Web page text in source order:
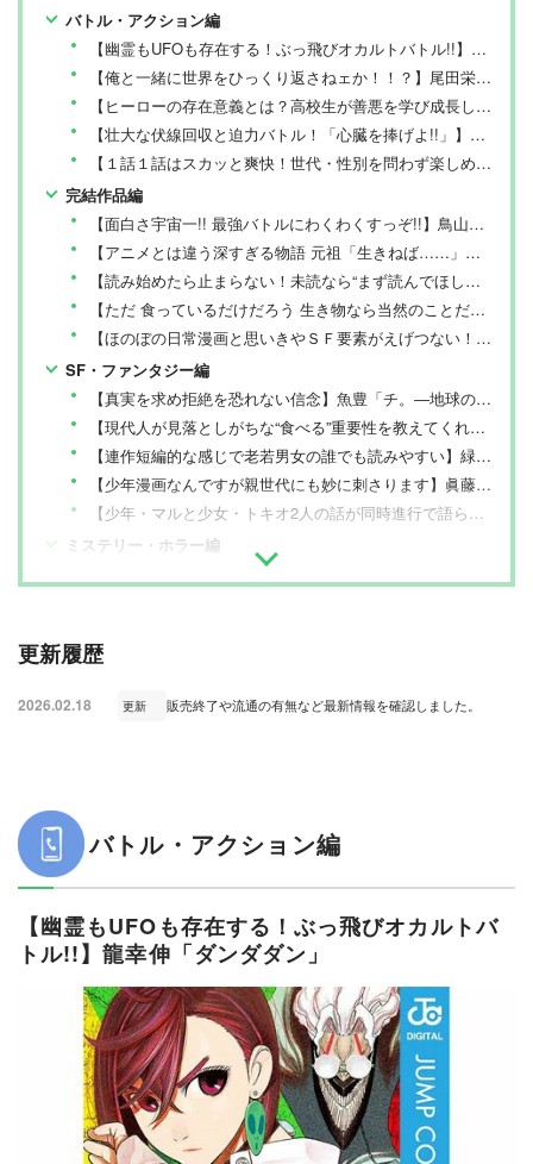
てを手がけるオールプロデュースの作品を制作中。
家にも協力を仰ぎ、編集部と社内の検証機関が実際に比
較・検証・評価してきました。テストで見つけた「本当
に良いモノ」だけを厳選して紹介。編集長・山田和樹を
中心に、11名以上の編集体制で日々の検証・記事制作を
行っています。
バトル・アクション編
【幽霊もUFOも存在する！ぶっ飛びオカルトバトル!!】龍幸伸「ダンダダン」
【俺と一緒に世界をひっくり返さねェか！！？】尾田栄一郎「ONE PIECE」
【ヒーローの存在意義とは？高校生が善悪を学び成長してくのが熱い】堀越耕平「僕のヒーローアカデミア」
【壮大な伏線回収と迫力バトル！「心臓を捧げよ!!」】諫山創「進撃の巨人」
【１話１話はスカッと爽快！世代・性別を問わず楽しめます】高橋留美子「らんま1/2」
完結作品編
【面白さ宇宙一!! 最強バトルにわくわくすっぞ!!】鳥山明「DRAGON BALL」
【アニメとは違う深すぎる物語 元祖「生きねば……」】宮崎駿「風の谷のナウシカ」
【読み始めたら止まらない！未読なら“まず読んでほしい”】楳図かずお「漂流教室」
【ただ 食っているだけだろう 生き物なら当然のことだ】岩明均「寄生獣」
【ほのぼの日常漫画と思いきやＳＦ要素がえげつない！】石黒正数「それでも町は廻っている」
SF・ファンタジー編
【真実を求め拒絶を恐れない信念】魚豊「チ。―地球の運動について―」
【現代人が見落としがちな“食べる”重要性を教えてくれる】九井諒子「ダンジョン飯」
【連作短編的な感じで老若男女の誰でも読みやすい】緑川ゆき「夏目友人帳」
【少年漫画なんですが親世代にも妙に刺さります】眞藤雅興「ルリドラゴン」
【少年・マルと少女・トキオ2人の話が同時進行で語られる】石黒正数「天国大魔境」
ミステリー・ホラー編
【ミステリーの面白さだけでなく登場人物の恋愛模様にも注目！】青山剛昌「名探偵コナン」
【謎はすべて解けた！】天樹征丸(原作)、金成陽三(脚本)「金田一少年の事件簿 FILEシリーズ」
歴史・時代物編
【漫画界の巨匠が描く室町時代！】ゆうきまさみ「新九郎、奔る！」
【神様・手塚治虫の後期代表作！】手塚治虫「アドルフに告ぐ」
学園・スポーツ編
【『少年ジャンプ』らしい友情・努力・勝利に胸アツ！】古舘春一「ハイキュー!!」
【軽音部のリアルがここにある】クワハリ(原作)、出内テツオ(作画)「ふつうの軽音部」
【３球しか投げられない投手が野球部の足りないピースを埋める】住吉九「サンキューピッチ」
【平成の熱狂したレースが蘇る！】Cygames(原作)、久住太陽(漫画)、杉浦理史(脚本)、伊藤隼之介(企画構成)「ウマ娘 シンデレラグレイ」
人間ドラマ編
【人を殺せば地獄行きだと？それなら俺は特等席だ】野田サトル「ゴールデンカムイ」
【繊細なストーリーを楽しみながら料理の知識も身につく！】さもえど太郎「Artiste」
【レシピ本としてもおすすめできる】よしながふみ「きのう何食べた？」
更新履歴
2026.02.18 更新 販売終了や流通の有無など最新情報を確認しました。
バトル・アクション編
【幽霊もUFOも存在する！ぶっ飛びオカルトバ
トル!!】龍幸伸「ダンダダン」